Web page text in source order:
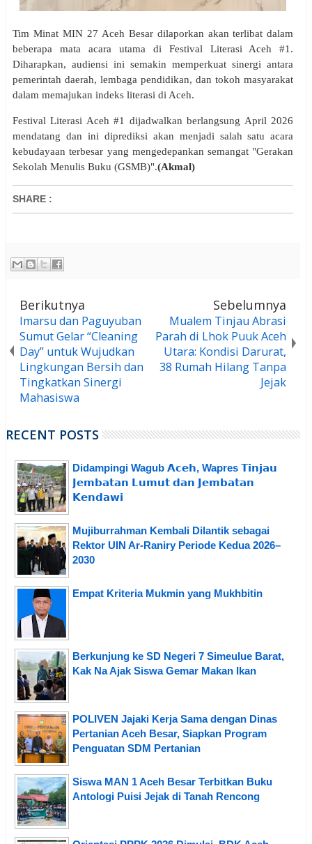
Tim Minat MIN 27 Aceh Besar dilaporkan akan terlibat dalam
beberapa mata acara utama di Festival Literasi Aceh #1.
Diharapkan, audiensi ini semakin memperkuat sinergi antara
pemerintah daerah, lembaga pendidikan, dan tokoh masyarakat
dalam memajukan indeks literasi di Aceh.
Festival Literasi Aceh #1 dijadwalkan berlangsung April 2026
mendatang dan ini diprediksi akan menjadi salah satu acara
kebudayaan terbesar yang mengedepankan semangat "Gerakan
Sekolah Menulis Buku (GSMB)".(Akmal)
SHARE :
Berikutnya
Imarsu dan Paguyuban
Sumut Gelar “Cleaning
Day” untuk Wujudkan
Lingkungan Bersih dan
Tingkatkan Sinergi
Mahasiswa
Sebelumnya
Mualem Tinjau Abrasi
Parah di Lhok Puuk Aceh
Utara: Kondisi Darurat,
38 Rumah Hilang Tanpa
Jejak
RECENT POSTS
Didampingi Wagub 𝗔𝗰𝗲𝗵, Wapres 𝗧𝗶𝗻𝗷𝗮𝘂
𝗝𝗲𝗺𝗯𝗮𝘁𝗮𝗻 𝗟𝘂𝗺𝘂𝘁 𝗱𝗮𝗻 𝗝𝗲𝗺𝗯𝗮𝘁𝗮𝗻
𝗞𝗲𝗻𝗱𝗮𝘄𝗶
Mujiburrahman Kembali Dilantik sebagai
Rektor UIN Ar-Raniry Periode Kedua 2026–
2030
Empat Kriteria Mukmin yang Mukhbitin
Berkunjung ke SD Negeri 7 Simeulue Barat,
Kak Na Ajak Siswa Gemar Makan Ikan
POLIVEN Jajaki Kerja Sama dengan Dinas
Pertanian Aceh Besar, Siapkan Program
Penguatan SDM Pertanian
Siswa MAN 1 Aceh Besar Terbitkan Buku
Antologi Puisi Jejak di Tanah Rencong